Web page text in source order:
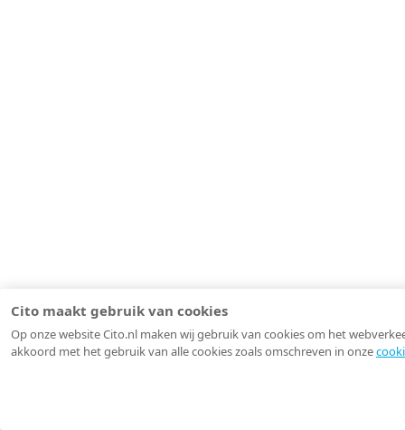
Cito maakt gebruik van cookies
Op onze website Cito.nl maken wij gebruik van cookies om het
akkoord met het gebruik van alle cookies zoals omschreven in onze